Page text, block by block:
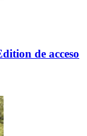
de acceso